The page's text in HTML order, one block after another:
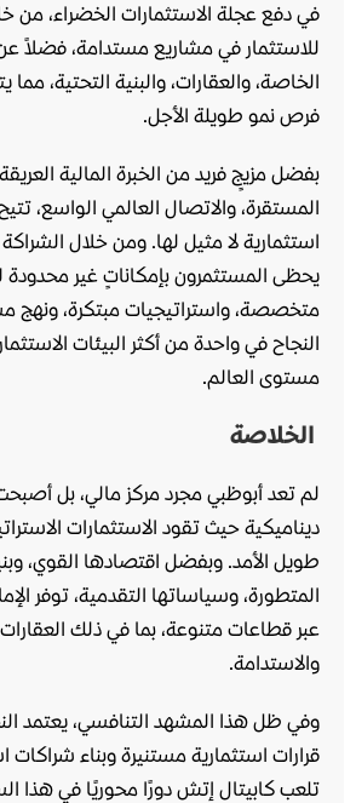
في دفع عجلة الاستثمارات الخضراء، من
للاستثمار في مشاريع مستدامة، فضلاً
الخاصة، والعقارات، والبنية التحتية، مما
فرص نمو طويلة الأجل.
بفضل مزيجٍ فريد من الخبرة المالية
المستقرة، والاتصال العالمي الواسع،
استثمارية لا مثيل لها. ومن خلال
يحظى المستثمرون بإمكاناتٍ غير محدودة
متخصصة، واستراتيجيات مبتكرة، ونهج
النجاح في واحدة من أكثر البيئات
مستوى العالم.
الخلاصة
لم تعد أبوظبي مجرد مركز مالي، بل
ديناميكية حيث تقود الاستثمارات
طويل الأمد. وبفضل اقتصادها القوي،
المتطورة، وسياساتها التقدمية، توفر
عبر قطاعات متنوعة، بما في ذلك
والاستدامة.
وفي ظل هذا المشهد التنافسي، يعتمد
قرارات استثمارية مستنيرة وبناء شراكات
تلعب كابيتال إتش دورًا محوريًا في هذا